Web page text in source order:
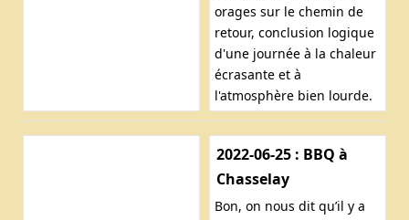
orages sur le chemin de
retour, conclusion logique
d'une journée à la chaleur
écrasante et à
l'atmosphère bien lourde.
2022-06-25 : BBQ à
Chasselay
Bon, on nous dit qu’il y a